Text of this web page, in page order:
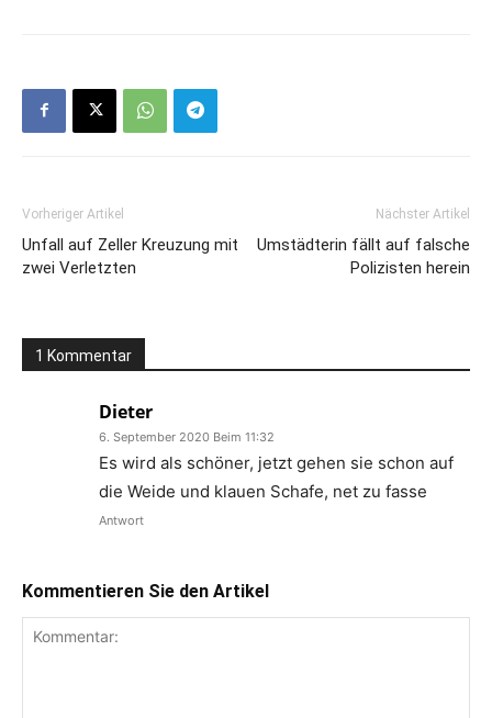
Vorheriger Artikel
Unfall auf Zeller Kreuzung mit
zwei Verletzten
Nächster Artikel
Umstädterin fällt auf falsche
Polizisten herein
1 Kommentar
Dieter
6. September 2020 Beim 11:32
Es wird als schöner, jetzt gehen sie schon auf
die Weide und klauen Schafe, net zu fasse
Antwort
Kommentieren Sie den Artikel